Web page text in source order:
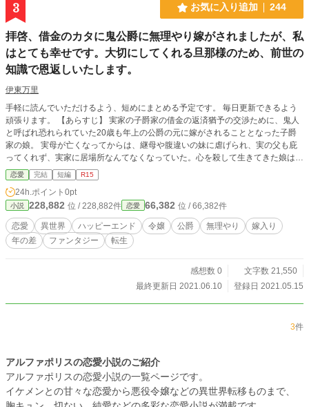
3 お気に入り追加 244
拝啓、借金のカタに鬼公爵に無理やり嫁がされましたが、私
はとても幸せです。大切にしてくれる旦那様のため、前世の
知識で恩返しいたします。
伊東万里
手軽に読んでいただけるよう、短めにまとめる予定です。 毎日更新できるよう
頑張ります。 【あらすじ】 実家の子爵家の借金の返済猶予の交渉ために、鬼人
と呼ばれ恐れられていた20歳も年上の公爵の元に嫁がされることとなった子爵
家の娘。 実母が亡くなってからは、継母や腹違いの妹に虐げられ、実の父も庇
ってくれず、実家に居場所なんてなくなっていた。心を殺して生きてきた娘は、
無理やり嫁がされた鬼公爵家で、大事にされすぎ、驚きを隠せない。娘の凍り付
いた心が徐々に溶けていき、喜怒哀楽の表情がでてくる。 そんな娘が、前世で
極めた薬学、経済学の記憶をフル活用し、鬼人の旦那様に感謝の気持ちで恩返し
をする話。 ＜アルファポリスのみに投稿しています＞
恋愛 完結 短編 R15
24h.ポイント 0pt
小説 228,882 位 / 228,882件 恋愛 66,382 位 / 66,382件
恋愛 異世界 ハッピーエンド 令嬢 公爵 無理やり
嫁入り
年の差
ファンタジー 転生
感想数 0
文字数 21,550
最終更新日 2021.06.10
登録日 2021.05.15
3件
アルファポリスの恋愛小説のご紹介
アルファポリスの恋愛小説の一覧ページです。
イケメンとの甘々な恋愛から悪役令嬢などの異世界転移ものまで、